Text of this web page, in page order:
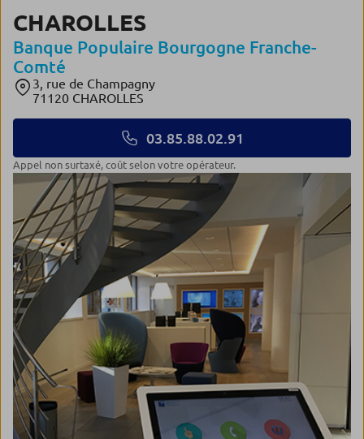
CHAROLLES
Banque Populaire Bourgogne Franche-
Comté
3, rue de Champagny
71120 CHAROLLES
03.85.88.02.91
Appel non surtaxé, coût selon votre opérateur.